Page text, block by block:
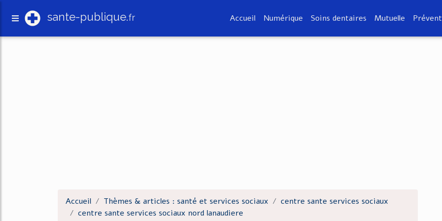
sante-publique.fr Accueil Numérique Soins dentaires Mutuelle
Accueil Thèmes & articles : santé et services sociaux
centre sante services sociaux
centre sante services sociaux nord lanaudiere